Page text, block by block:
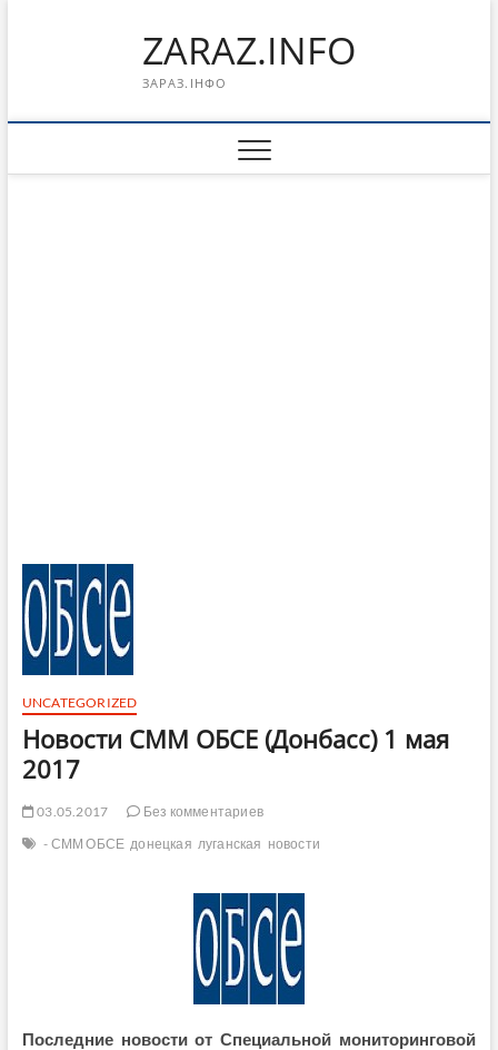
ZARAZ.INFO
ЗАРАЗ.ІНФО
UNCATEGORIZED
Новости СММ ОБСЕ (Донбасс) 1 мая
2017
03.05.2017
Без комментариев
- СММ ОБСЕ донецкая луганская новости
Последние новости от Специальной мониторинговой